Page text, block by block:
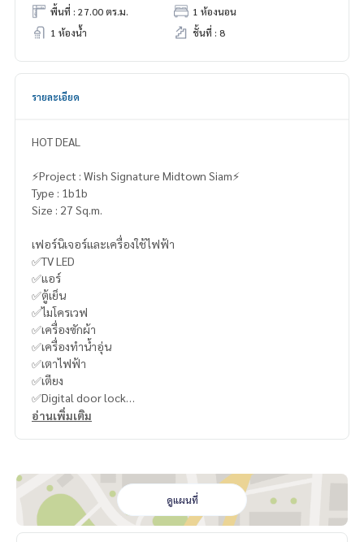
พื้นที่ : 27.00 ตร.ม.
1 ห้องนอน
1 ห้องน้ำ
ชั้นที่ : 8
รายละเอียด
HOT DEAL
⚡️Project : Wish Signature Midtown Siam⚡️
Type : 1b1b
Size : 27 Sq.m.
เฟอร์นิเจอร์และเครื่องใช้ไฟฟ้า
✅TV LED
✅แอร์
✅ตู้เย็น
✅ไมโครเวฟ
✅เครื่องซักผ้า
✅เครื่องทำน้ำอุ่น
✅เตาไฟฟ้า
✅เตียง
✅Digital door lock
You can inbox or dm to ask more information, It’s my pleas
ure to give.
Tel :
093-943-4388
What App+6693-943-4388
อ่านเพิ่มเติม
ดูแผนที่